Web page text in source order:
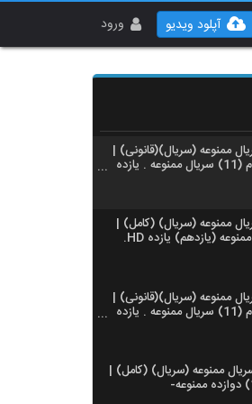
ورود آپلود ویدیو
ممنوعه (سریال) (کامل) |
ممنوعه (سریال)(قانونی) |
دانلود قسمت یازدم (11) سریال ممنوعه . یازده
ممنوعه (سریال) (کامل) |
ممنوعه (سریال)(قانونی) |
دانلود قسمت یازدم (11) سریال ممنوعه . یازده
ممنوعه (سریال) (کامل) |